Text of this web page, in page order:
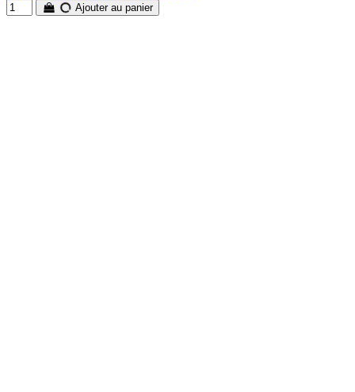
Ajouter au panier